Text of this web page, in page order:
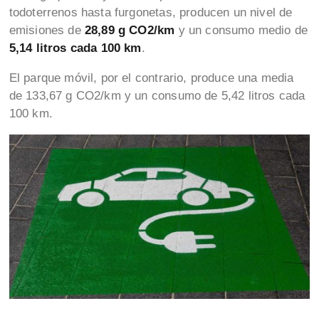
todoterrenos hasta furgonetas, producen un nivel de
emisiones de 28,89 g CO2/km y un consumo medio de
5,14 litros cada 100 km.
El parque móvil, por el contrario, produce una media
de 133,67 g CO2/km y un consumo de 5,42 litros cada
100 km.